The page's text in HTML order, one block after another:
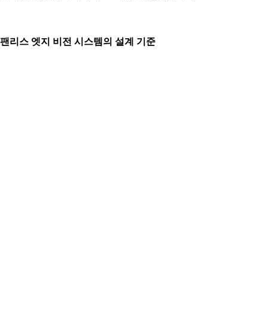
팬리스 엣지 비전 시스템의 설계 기준